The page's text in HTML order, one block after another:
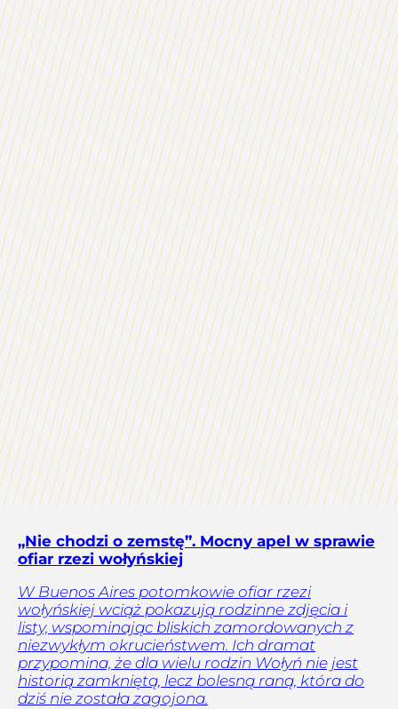
„Nie chodzi o zemstę”. Mocny apel w sprawie
ofiar rzezi wołyńskiej
W Buenos Aires potomkowie ofiar rzezi
wołyńskiej wciąż pokazują rodzinne zdjęcia i
listy, wspominając bliskich zamordowanych z
niezwykłym okrucieństwem. Ich dramat
przypomina, że dla wielu rodzin Wołyń nie jest
historią zamkniętą, lecz bolesną raną, która do
dziś nie została zagojona.